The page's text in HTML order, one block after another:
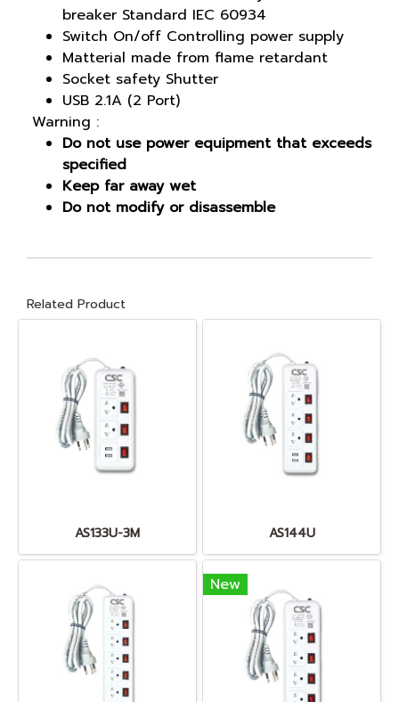
breaker Standard IEC 60934
Switch On/off Controlling power supply
Matterial made from flame retardant
Socket safety Shutter
USB 2.1A (2 Port)
Warning :
Do not use power equipment that exceeds
specified
Keep far away wet
Do not modify or disassemble
Related Product
AS133U-3M AS144U
New